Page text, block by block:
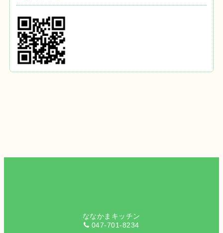
ななかまキッチン
047-701-8234